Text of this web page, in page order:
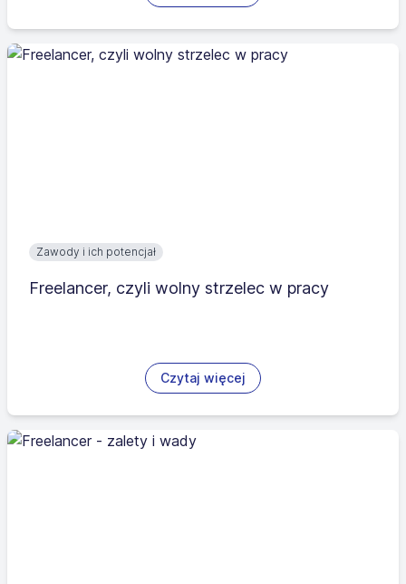
Zawody i ich potencjał
Freelancer, czyli wolny strzelec w pracy
Czytaj więcej